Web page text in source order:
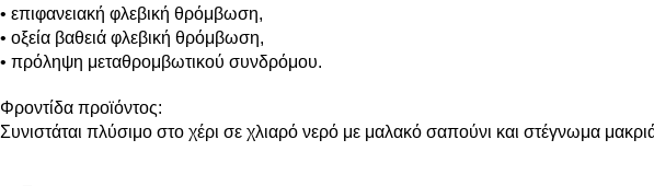
• επιφανειακή φλεβική θρόμβωση,
• οξεία βαθειά φλεβική θρόμβωση,
• πρόληψη μεταθρομβωτικού συνδρόμου.
Φροντίδα προϊόντος:
Συνιστάται πλύσιμο στο χέρι σε χλιαρό νερό με μαλακό σαπούνι και στέγνωμα